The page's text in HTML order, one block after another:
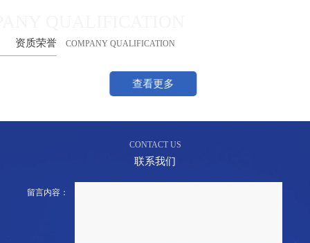
资质荣誉 COMPANY QUALIFICATION
查看更多
CONTACT US
联系我们
留言内容：